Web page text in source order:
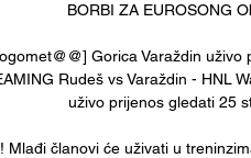
BORBI ZA EUROSONG
Gorica Varaždin
Rudeš vs Varaždin - HNL
uživo prijenos gledati 25
Mlađi članovi će uživati u